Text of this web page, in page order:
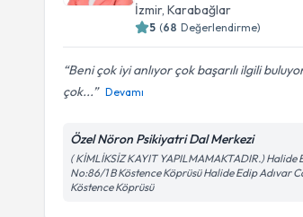
İzmir, Karabağlar
5 (68 Değerlendirme)
Beni çok iyi anlıyor çok başarılı ilgili
çok...
Devamı
Özel Nöron Psikiyatri Dal Merkezi
( KİMLİKSİZ KAYIT YAPILMAMAKTADIR.) Halide
No:86/1 B Köstence Köprüsü Halide Edip Adıvar
Köstence Köprüsü